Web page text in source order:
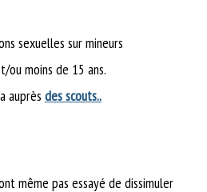
sexuelles sur mineurs
ou moins de 15 ans.
auprès des scouts..
même pas essayé de dissimuler